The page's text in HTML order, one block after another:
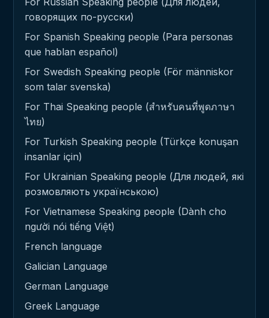
говорящих по-русски)
For Spanish Speaking people (Para personas
que hablan español)
For Swedish Speaking people (För människor
som talar svenska)
For Thai Speaking people (สำหรับคนที่พูดภาษา
ไทย)
For Turkish Speaking people (Türkçe konuşan
insanlar için)
For Ukrainian Speaking people (Для людей, які
розмовляють українською)
For Vietnamese Speaking people (Dành cho
người nói tiếng Việt)
French language
Galician Language
German Language
Greek Language